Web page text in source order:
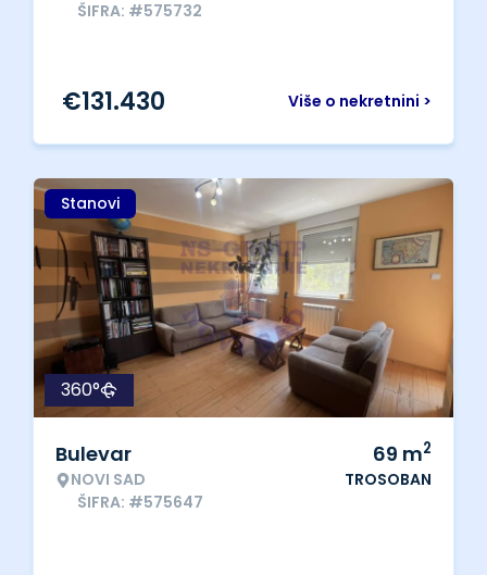
ŠIFRA: #575732
Više o nekretnini >
€131.430
Stanovi
360°
Bulevar
NOVI SAD
ŠIFRA: #575647
69 m2
TROSOBAN